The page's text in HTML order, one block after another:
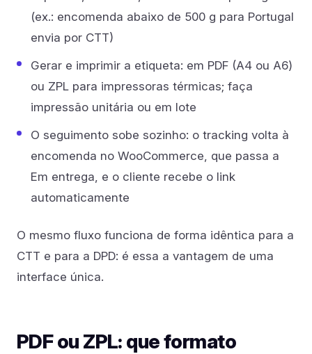
(ex.: encomenda abaixo de 500 g para Portugal
envia por CTT)
Gerar e imprimir a etiqueta: em PDF (A4 ou A6)
ou ZPL para impressoras térmicas; faça
impressão unitária ou em lote
O seguimento sobe sozinho: o tracking volta à
encomenda no WooCommerce, que passa a
Em entrega, e o cliente recebe o link
automaticamente
O mesmo fluxo funciona de forma idêntica para a
CTT e para a DPD: é essa a vantagem de uma
interface única.
PDF ou ZPL: que formato